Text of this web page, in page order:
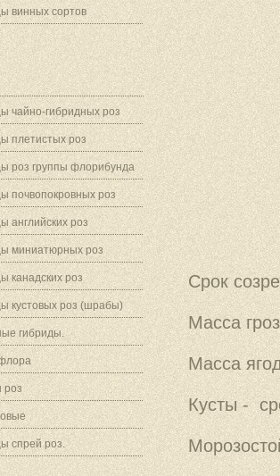
винных сортов
чайно-гибридных роз
плетистых роз
роз группы флорибунда
почвопокровных роз
английских роз
миниатюрных роз
канадских роз
кустовых роз (шрабы)
гибриды.
роз
спрей роз.
Срок
Масса
Масса
Кусты -